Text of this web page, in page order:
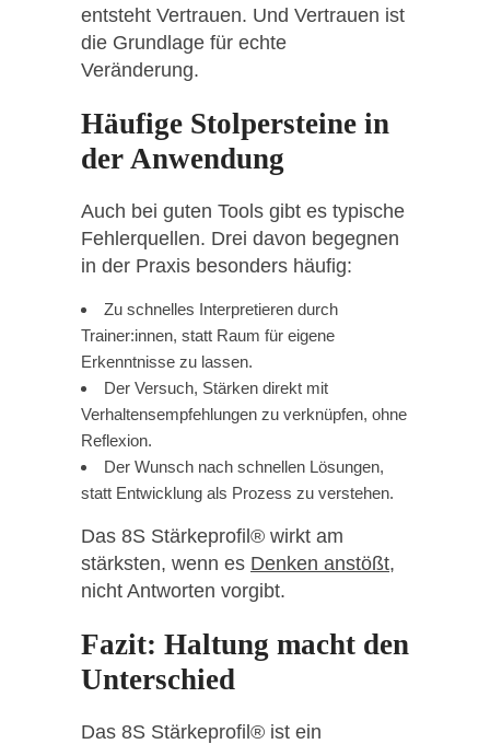
entsteht Vertrauen. Und Vertrauen ist
die Grundlage für echte
Veränderung.
Häufige Stolpersteine in
der Anwendung
Auch bei guten Tools gibt es typische
Fehlerquellen. Drei davon begegnen
in der Praxis besonders häufig:
Zu schnelles Interpretieren durch
Trainer:innen, statt Raum für eigene
Erkenntnisse zu lassen.
Der Versuch, Stärken direkt mit
Verhaltensempfehlungen zu verknüpfen, ohne
Reflexion.
Der Wunsch nach schnellen Lösungen,
statt Entwicklung als Prozess zu verstehen.
Das 8S Stärkeprofil® wirkt am
stärksten, wenn es Denken anstößt,
nicht Antworten vorgibt.
Fazit: Haltung macht den
Unterschied
Das 8S Stärkeprofil® ist ein